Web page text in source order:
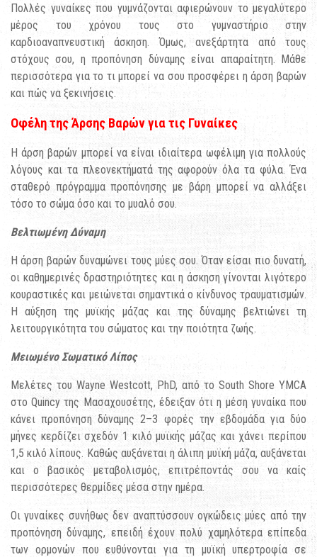
Πολλές γυναίκες που γυμνάζονται αφιερώνουν το μεγαλύτερο
μέρος του χρόνου τους στο γυμναστήριο στην
καρδιοαναπνευστική άσκηση. Όμως, ανεξάρτητα από τους
στόχους σου, η προπόνηση δύναμης είναι απαραίτητη. Μάθε
περισσότερα για το τι μπορεί να σου προσφέρει η άρση βαρών
και πώς να ξεκινήσεις.
Οφέλη της Άρσης Βαρών για τις Γυναίκες
Η άρση βαρών μπορεί να είναι ιδιαίτερα ωφέλιμη για πολλούς
λόγους και τα πλεονεκτήματά της αφορούν όλα τα φύλα. Ένα
σταθερό πρόγραμμα προπόνησης με βάρη μπορεί να αλλάξει
τόσο το σώμα όσο και το μυαλό σου.
Βελτιωμένη Δύναμη
Η άρση βαρών δυναμώνει τους μύες σου. Όταν είσαι πιο δυνατή,
οι καθημερινές δραστηριότητες και η άσκηση γίνονται λιγότερο
κουραστικές και μειώνεται σημαντικά ο κίνδυνος τραυματισμών.
Η αύξηση της μυϊκής μάζας και της δύναμης βελτιώνει τη
λειτουργικότητα του σώματος και την ποιότητα ζωής.
Μειωμένο Σωματικό Λίπος
Μελέτες του Wayne Westcott, PhD, από το South Shore YMCA
στο Quincy της Μασαχουσέτης, έδειξαν ότι η μέση γυναίκα που
κάνει προπόνηση δύναμης 2–3 φορές την εβδομάδα για δύο
μήνες κερδίζει σχεδόν 1 κιλό μυϊκής μάζας και χάνει περίπου
1,5 κιλό λίπους. Καθώς αυξάνεται η άλιπη μυϊκή μάζα, αυξάνεται
και ο βασικός μεταβολισμός, επιτρέποντάς σου να καίς
περισσότερες θερμίδες μέσα στην ημέρα.
Οι γυναίκες συνήθως δεν αναπτύσσουν ογκώδεις μύες από την
προπόνηση δύναμης, επειδή έχουν πολύ χαμηλότερα επίπεδα
των ορμονών που ευθύνονται για τη μυϊκή υπερτροφία σε